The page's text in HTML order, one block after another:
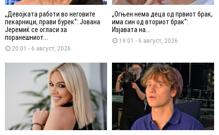
„Девојката работи во неговите
пекарници, прави бурек“: Јована
Јеремиќ се огласи за
поранешниот...
20:01 - 6 август, 2026
„Огњен нема деца од првиот брак,
има син од вториот брак“:
Изјавата на...
19:01 - 6 август, 2026